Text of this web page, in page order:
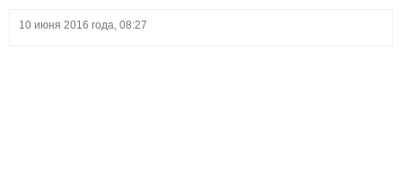
10 июня 2016 года, 08:27